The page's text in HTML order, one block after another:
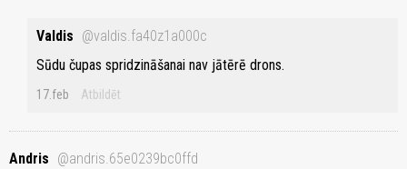
Valdis @valdis.fa40z1a000c
Sūdu čupas spridzināšanai nav jātērē drons.
17.feb Atbildēt
Andris @andris.65e0239bc0ffd